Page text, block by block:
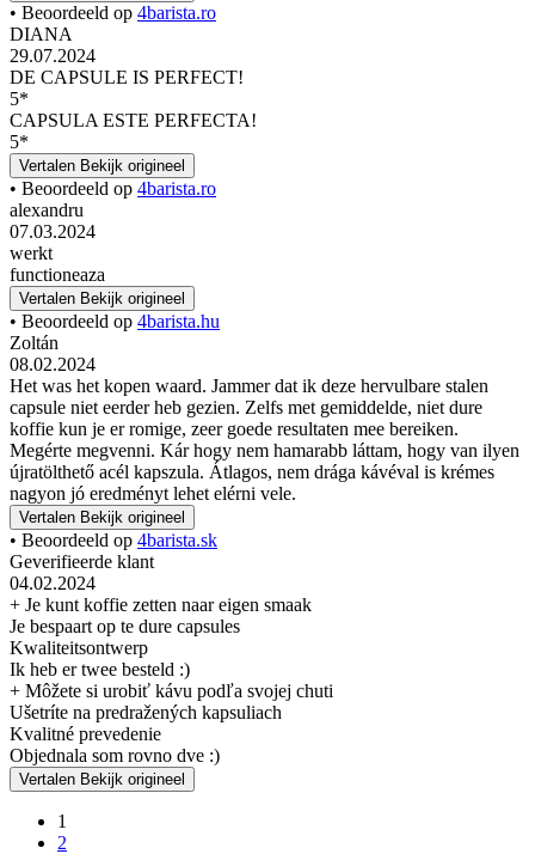
• Beoordeeld op 4barista.ro
DIANA
29.07.2024
DE CAPSULE IS PERFECT!
5*
CAPSULA ESTE PERFECTA!
5*
Vertalen Bekijk origineel
• Beoordeeld op 4barista.ro
alexandru
07.03.2024
werkt
functioneaza
Vertalen Bekijk origineel
• Beoordeeld op 4barista.hu
Zoltán
08.02.2024
Het was het kopen waard. Jammer dat ik deze hervulbare stalen
capsule niet eerder heb gezien. Zelfs met gemiddelde, niet dure
koffie kun je er romige, zeer goede resultaten mee bereiken.
Megérte megvenni. Kár hogy nem hamarabb láttam, hogy van ilyen
újratölthető acél kapszula. Átlagos, nem drága kávéval is krémes
nagyon jó eredményt lehet elérni vele.
Vertalen Bekijk origineel
• Beoordeeld op 4barista.sk
Geverifieerde klant
04.02.2024
+ Je kunt koffie zetten naar eigen smaak
Je bespaart op te dure capsules
Kwaliteitsontwerp
Ik heb er twee besteld :)
+ Môžete si urobiť kávu podľa svojej chuti
Ušetríte na predražených kapsuliach
Kvalitné prevedenie
Objednala som rovno dve :)
Vertalen Bekijk origineel
1
2